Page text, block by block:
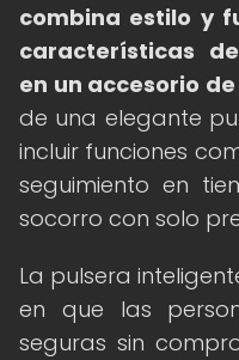
combina estilo y
características
en un accesorio
de una elegante
incluir funciones
seguimiento en
socorro con solo
La pulsera
en que las
seguras sin